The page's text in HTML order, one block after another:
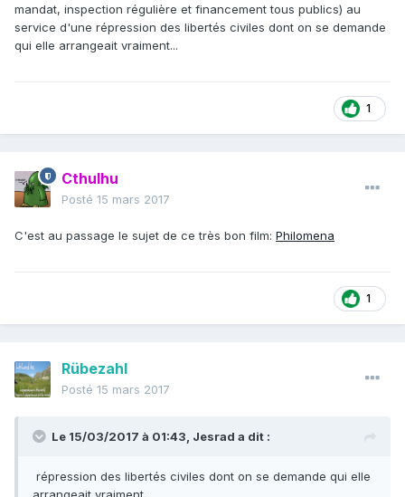
mandat, inspection régulière et financement tous publics) au
service d'une répression des libertés civiles dont on se demande
qui elle arrangeait vraiment...
1
Cthulhu
Posté 15 mars 2017
C'est au passage le sujet de ce très bon film: Philomena
1
Rübezahl
Posté 15 mars 2017
Le 15/03/2017 à 01:43, Jesrad a dit :
répression des libertés civiles dont on se demande qui elle